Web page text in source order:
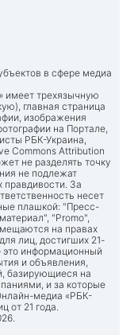
в сфере медиа
имеет трехязычную
главная страница
изображения
на Портале,
РБК-Украина,
Commons Attribution
не разделять точку
не подлежат
За
несет
плашкой: "Пресс-
"Promo",
на правах
лиц, достигших 21-
это информационный
и объявления,
базирующиеся на
и за которые
медиа «РБК-
от 21 года.